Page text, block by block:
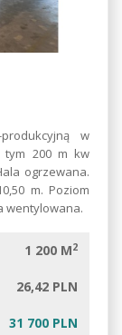
w
tym 200 m kw
ogrzewana.
m. Poziom
wentylowana.
1 200 M2
26,42 PLN
31 700 PLN